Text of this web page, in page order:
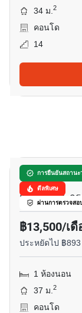
34 ม.2
คอนโด
14
การยืนยันสถานะ
ดีลพิเศษ
ผ่านการตรวจสอ
ยู สบาย พร
กล้วยน้ำไท, กรุ
฿13,500/เ
ประหยัดไป ฿
1 ห้องนอน
37 ม.2
คอนโด